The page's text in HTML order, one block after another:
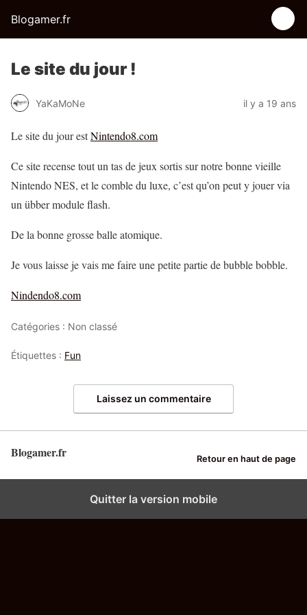
Blogamer.fr
Le site du jour !
YaKaMoNe il y a 19 ans
Le site du jour estNintendo8.com
Ce site recense tout un tas de jeux sortis sur notre bonne vieille
Nintendo NES, et le comble du luxe, c’est qu’on peut y jouer via
un übber module flash.
De la bonne grosse balle atomique.
Je vous laisse je vais me faire une petite partie de bubble bobble.
Nindendo8.com
Catégories : Non classé
Étiquettes : Fun
Laissez un commentaire
Blogamer.fr Retour en haut de page
Quitter la version mobile